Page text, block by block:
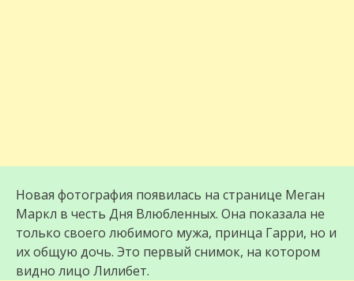
Новая фотография появилась на странице Меган
Маркл в честь Дня Влюбленных. Она показала не
только своего любимого мужа, принца Гарри, но и
их общую дочь. Это первый снимок, на котором
видно лицо Лилибет.